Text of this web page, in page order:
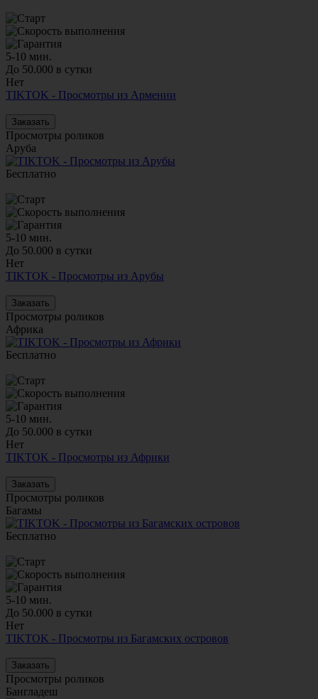
5-10 мин.
До 50.000 в сутки
Нет
TIKTOK - Просмотры из Армении
Заказать
Просмотры роликов
Аруба
Бесплатно
5-10 мин.
До 50.000 в сутки
Нет
TIKTOK - Просмотры из Арубы
Заказать
Просмотры роликов
Африка
Бесплатно
5-10 мин.
До 50.000 в сутки
Нет
TIKTOK - Просмотры из Африки
Заказать
Просмотры роликов
Багамы
Бесплатно
5-10 мин.
До 50.000 в сутки
Нет
TIKTOK - Просмотры из Багамских островов
Заказать
Просмотры роликов
Бангладеш